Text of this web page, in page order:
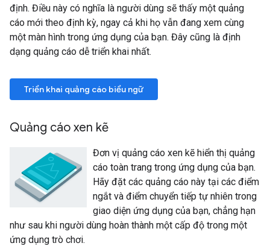
định. Điều này có nghĩa là người dùng sẽ thấy một quảng
cáo mới theo định kỳ, ngay cả khi họ vẫn đang xem cùng
một màn hình trong ứng dụng của bạn. Đây cũng là định
dạng quảng cáo dễ triển khai nhất.
Triển khai quảng cáo biểu ngữ
Quảng cáo xen kẽ
Đơn vị quảng cáo xen kẽ hiển thị quảng
cáo toàn trang trong ứng dụng của bạn.
Hãy đặt các quảng cáo này tại các điểm
ngắt và điểm chuyển tiếp tự nhiên trong
giao diện ứng dụng của bạn, chẳng hạn
như sau khi người dùng hoàn thành một cấp độ trong một
ứng dụng trò chơi.